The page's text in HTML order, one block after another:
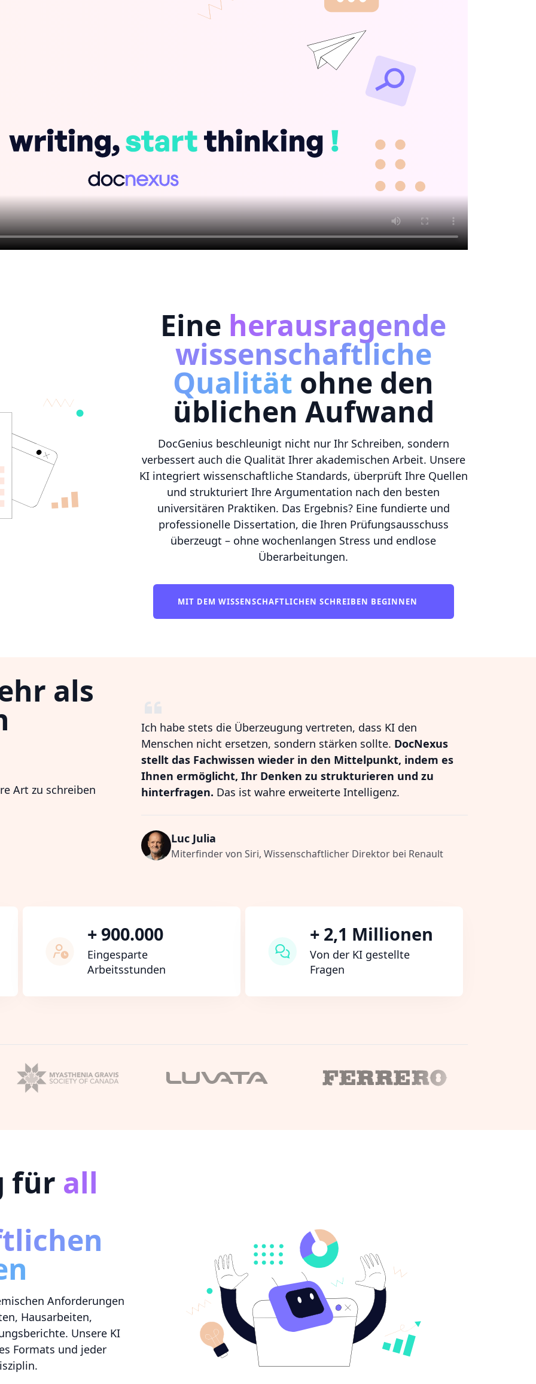
Eine herausragende
wissenschaftliche
Qualität ohne den
üblichen Aufwand
DocGenius beschleunigt nicht nur Ihr Schreiben, sondern
verbessert auch die Qualität Ihrer akademischen Arbeit. Unsere
KI integriert wissenschaftliche Standards, überprüft Ihre Quellen
und strukturiert Ihre Argumentation nach den besten
universitären Praktiken. Das Ergebnis? Eine fundierte und
professionelle Dissertation, die Ihren Prüfungsausschuss
überzeugt – ohne wochenlangen Stress und endlose
Überarbeitungen.
MIT DEM WISSENSCHAFTLICHEN SCHREIBEN BEGINNEN
als
Art zu schreiben
Ich habe stets die Überzeugung vertreten, dass KI den
Menschen nicht ersetzen, sondern stärken sollte. DocNexus
stellt das Fachwissen wieder in den Mittelpunkt, indem es
Ihnen ermöglicht, Ihr Denken zu strukturieren und zu
hinterfragen. Das ist wahre erweiterte Intelligenz.
Luc Julia
Miterfinder von Siri, Wissenschaftlicher Direktor bei Renault
+ 900.000
Eingesparte
Arbeitsstunden
+ 2,1 Millionen
Von der KI gestellte
Fragen
für all
Anforderungen
Hausarbeiten,
Unsere KI
Formats und jeder